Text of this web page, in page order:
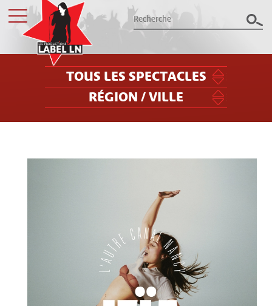
présentent le meilleur des spectacles
Billetterie
Groupes / CSE
Label LN
Archives
Contact
TOUS LES SPECTACLES
RÉGION / VILLE